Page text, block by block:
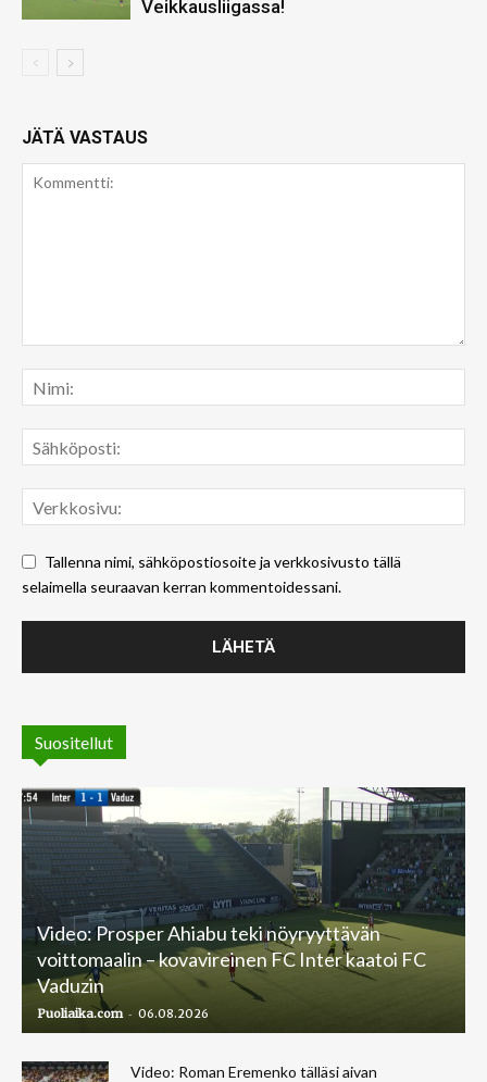
Veikkausliigassa!
JÄTÄ VASTAUS
Tallenna nimi, sähköpostiosoite ja verkkosivusto tällä
selaimella seuraavan kerran kommentoidessani.
Suositellut
Video: Prosper Ahiabu teki nöyryyttävän
voittomaalin – kovavireinen FC Inter kaatoi FC
Vaduzin
Puoliaika.com - 06.08.2026
Video: Roman Eremenko tälläsi aivan